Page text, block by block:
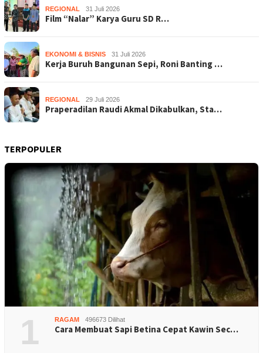
REGIONAL 31 Juli 2026
Film “Nalar” Karya Guru SD R…
EKONOMI & BISNIS 31 Juli 2026
Kerja Buruh Bangunan Sepi, Roni Banting …
REGIONAL 29 Juli 2026
Praperadilan Raudi Akmal Dikabulkan, Sta…
TERPOPULER
1 RAGAM 496673 Dilihat
Cara Membuat Sapi Betina Cepat Kawin Sec…